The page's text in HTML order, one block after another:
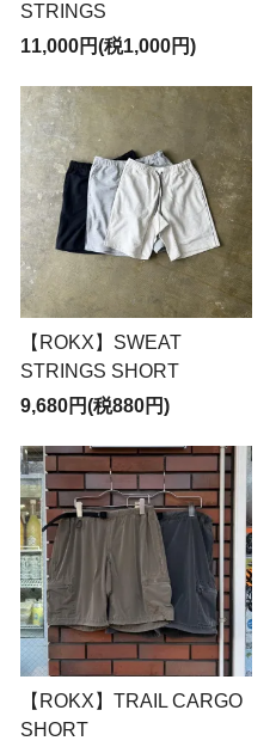
STRINGS
11,000円(税1,000円)
【ROKX】SWEAT
STRINGS SHORT
9,680円(税880円)
【ROKX】TRAIL CARGO
SHORT